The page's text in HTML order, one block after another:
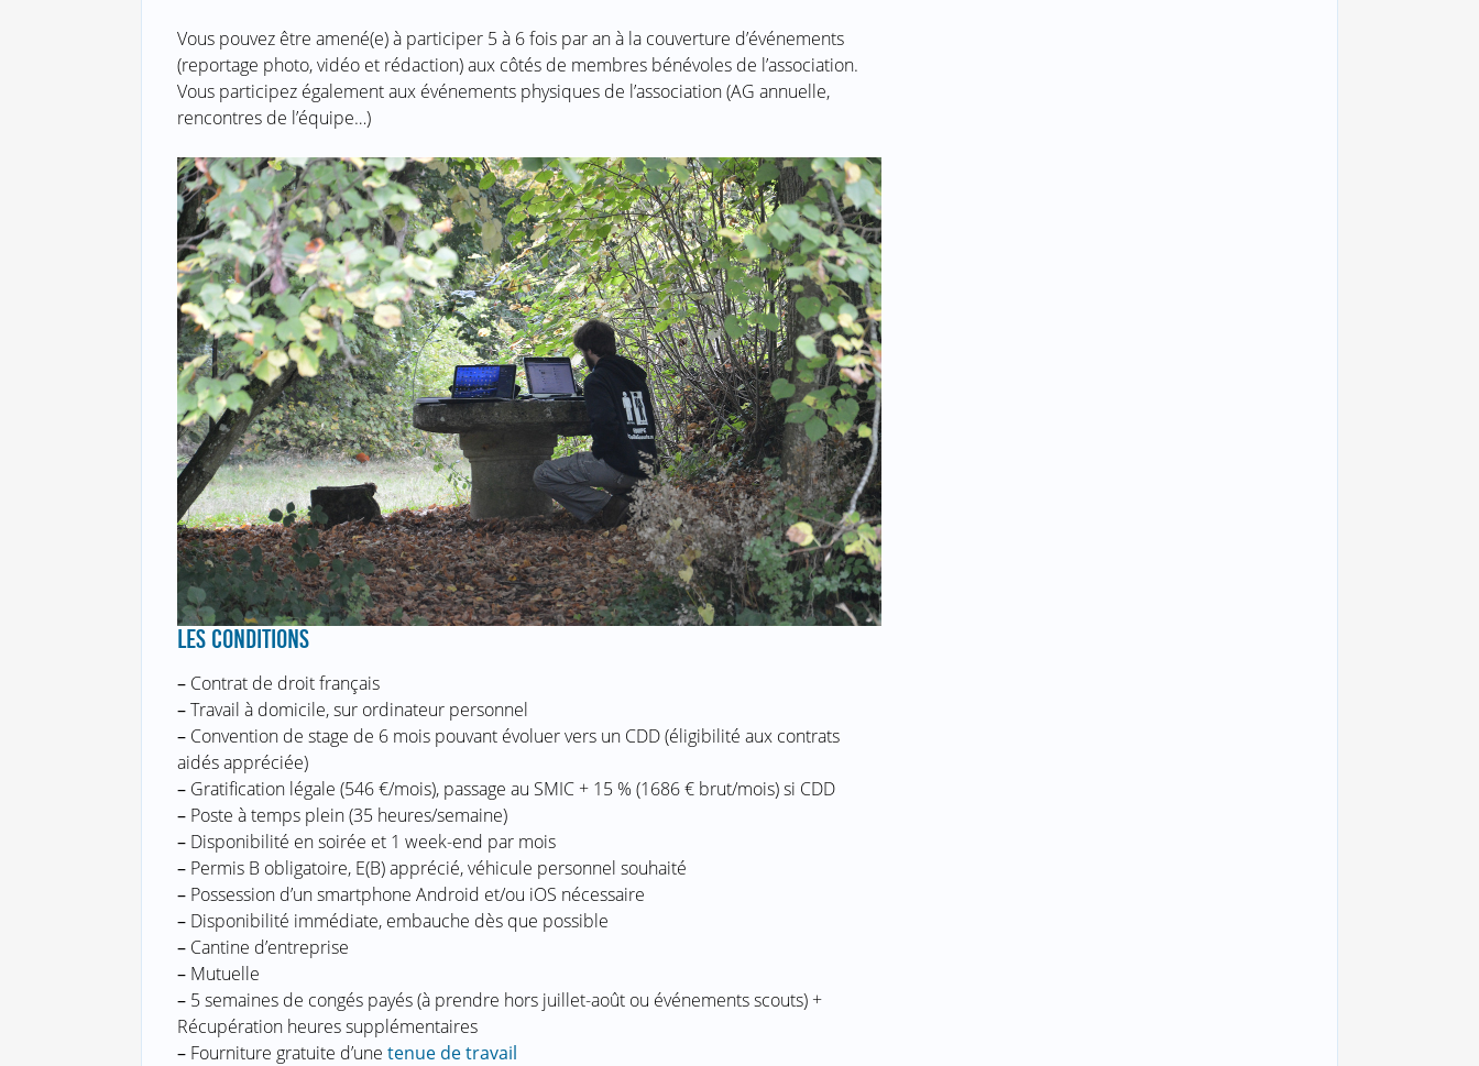
Vous pouvez être amené(e) à participer 5 à 6 fois par an à la couverture d’événements
(reportage photo, vidéo et rédaction) aux côtés de membres bénévoles de l’association.
Vous participez également aux événements physiques de l’association (AG annuelle,
rencontres de l’équipe…)
LES CONDITIONS
–Contrat de droit français
–Travail à domicile, sur ordinateur personnel
–Convention de stage de 6 mois pouvant évoluer vers un CDD (éligibilité aux contrats
aidés appréciée)
–Gratification légale (546 €/mois), passage au SMIC + 15 % (1686 € brut/mois) si CDD
–Poste à temps plein (35 heures/semaine)
–Disponibilité en soirée et 1 week-end par mois
–Permis B obligatoire, E(B) apprécié, véhicule personnel souhaité
–Possession d’un smartphone Android et/ou iOS nécessaire
–Disponibilité immédiate, embauche dès que possible
–Cantine d’entreprise
–Mutuelle
–5 semaines de congés payés (à prendre hors juillet-août ou événements scouts) +
Récupération heures supplémentaires
–Fourniture gratuite d’une tenue de travail